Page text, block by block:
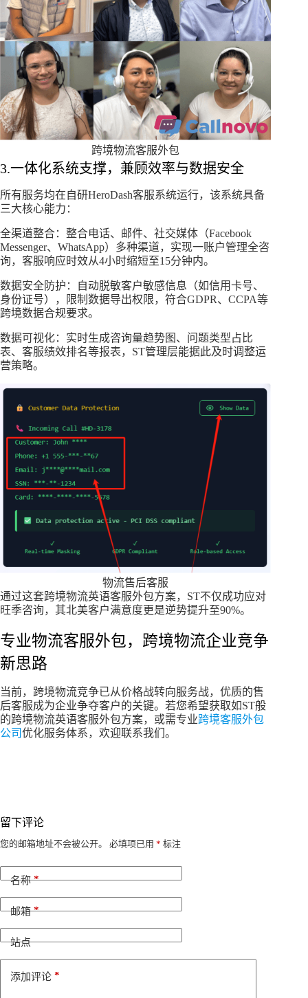
跨境物流客服外包
3.一体化系统支撑，兼顾效率与数据安全
所有服务均在自研HeroDash客服系统运行，该系统具备
三大核心能力：​
全渠道整合：整合电话、邮件、社交媒体（Facebook
Messenger、WhatsApp）多种渠道，实现一账户管理全咨
询，客服响应时效从4小时缩短至15分钟内。​
数据安全防护：自动脱敏客户敏感信息（如信用卡号、
身份证号），限制数据导出权限，符合GDPR、CCPA等
跨境数据合规要求。​
数据可视化：实时生成咨询量趋势图、问题类型占比
表、客服绩效排名等报表，ST管理层能据此及时调整运
营策略。​
物流售后客服
通过这套跨境物流英语客服外包方案，ST不仅成功应对
旺季咨询，其北美客户满意度更是逆势提升至90%。
专业物流客服外包，跨境物流企业竞争
新思路
当前，跨境物流竞争已从价格战转向服务战，优质的售
后客服成为企业争夺客户的关键。若您希望获取如ST般
的跨境物流英语客服外包方案，或需专业跨境客服外包
公司优化服务体系，欢迎联系我们。
留下评论
您的邮箱地址不会被公开。 必填项已用 * 标注
名称*
邮箱*
站点
添加评论 *
A
t
e
t
i